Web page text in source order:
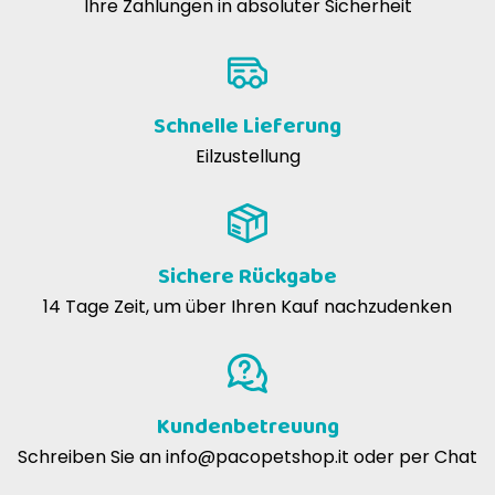
delle poche marche che non li contiene. Li mangia anche
percentuale di proteine e il valore basso del magnesio, per
prevenire la struvite. E' una crocchetta piuttosto grande e dura e il
mio gatto l'adora, la mastica molto bene e con gusto, mentre altri
Prodotto piaciuto molto e di ottima qualità
Ihre Zahlungen in absoluter Sicherheit
Schnelle Lieferung
Eilzustellung
Sichere Rückgabe
14 Tage Zeit, um über Ihren Kauf nachzudenken
Kundenbetreuung
Schreiben Sie aninfo@pacopetshop.it oder per Chat